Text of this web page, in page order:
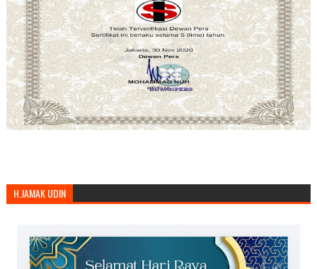
H.JAMAK UDIN